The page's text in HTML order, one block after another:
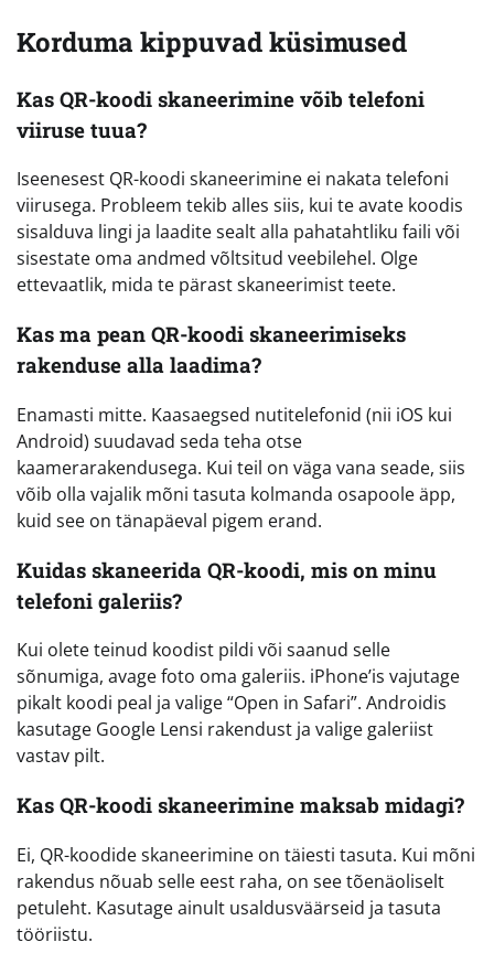
Korduma kippuvad küsimused
Kas QR-koodi skaneerimine võib telefoni
viiruse tuua?
Iseenesest QR-koodi skaneerimine ei nakata telefoni
viirusega. Probleem tekib alles siis, kui te avate koodis
sisalduva lingi ja laadite sealt alla pahatahtliku faili või
sisestate oma andmed võltsitud veebilehel. Olge
ettevaatlik, mida te pärast skaneerimist teete.
Kas ma pean QR-koodi skaneerimiseks
rakenduse alla laadima?
Enamasti mitte. Kaasaegsed nutitelefonid (nii iOS kui
Android) suudavad seda teha otse
kaamerarakendusega. Kui teil on väga vana seade, siis
võib olla vajalik mõni tasuta kolmanda osapoole äpp,
kuid see on tänapäeval pigem erand.
Kuidas skaneerida QR-koodi, mis on minu
telefoni galeriis?
Kui olete teinud koodist pildi või saanud selle
sõnumiga, avage foto oma galeriis. iPhone’is vajutage
pikalt koodi peal ja valige “Open in Safari”. Androidis
kasutage Google Lensi rakendust ja valige galeriist
vastav pilt.
Kas QR-koodi skaneerimine maksab midagi?
Ei, QR-koodide skaneerimine on täiesti tasuta. Kui mõni
rakendus nõuab selle eest raha, on see tõenäoliselt
petuleht. Kasutage ainult usaldusväärseid ja tasuta
tööriistu.